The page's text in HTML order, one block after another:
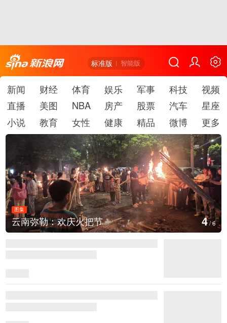
标准版 智能版
新闻 财经 体育 娱乐 军事 科技
视频
直播
美图 NBA 房产 股票 汽车
星座
小说
教育 女性 健康 精品 微博 更多
图集
江西铅山：千灯点亮葛仙村 5/6